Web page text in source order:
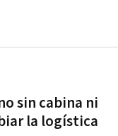
sin cabina ni
la logística